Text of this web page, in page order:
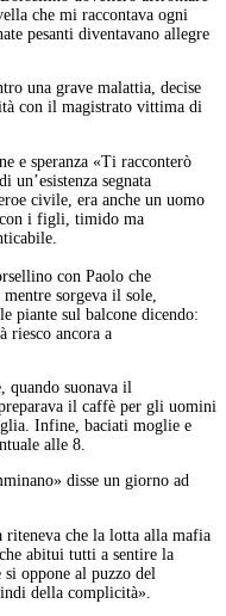
che mi raccontava ogni
pesanti diventavano allegre
una grave malattia, decise
con il magistrato vittima di
e speranza «Ti racconterò
un’esistenza segnata
civile, era anche un uomo
con i figli, timido ma
con Paolo che
sorgeva il sole,
piante sul balcone dicendo:
riesco ancora a
quando suonava il
il caffè per gli uomini
Infine, baciati moglie e
alle 8.
disse un giorno ad
riteneva che la lotta alla mafia
abitui tutti a sentire la
oppone al puzzo del
della complicità».